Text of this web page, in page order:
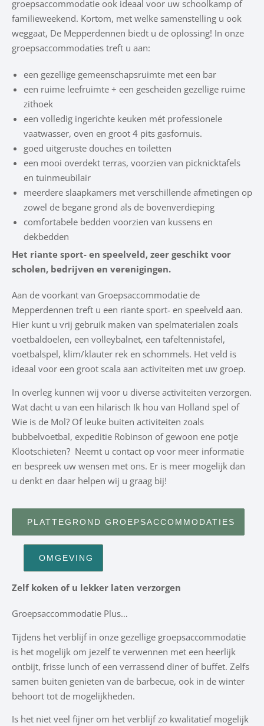
groepsaccommodatie ook ideaal voor uw schoolkamp of
familieweekend. Kortom, met welke samenstelling u ook
weggaat, De Mepperdennen biedt u de oplossing! In onze
groepsaccommodaties treft u aan:
een gezellige gemeenschapsruimte met een bar
een ruime leefruimte + een gescheiden gezellige ruime
zithoek
een volledig ingerichte keuken mét professionele
vaatwasser, oven en groot 4 pits gasfornuis.
goed uitgeruste douches en toiletten
een mooi overdekt terras, voorzien van picknicktafels
en tuinmeubilair
meerdere slaapkamers met verschillende afmetingen op
zowel de begane grond als de bovenverdieping
comfortabele bedden voorzien van kussens en
dekbedden
Het riante sport- en speelveld, zeer geschikt voor
scholen, bedrijven en verenigingen.
Aan de voorkant van Groepsaccommodatie de
Mepperdennen treft u een riante sport- en speelveld aan.
Hier kunt u vrij gebruik maken van spelmaterialen zoals
voetbaldoelen, een volleybalnet, een tafeltennistafel,
voetbalspel, klim/klauter rek en schommels. Het veld is
ideaal voor een groot scala aan activiteiten met uw groep.
In overleg kunnen wij voor u diverse activiteiten verzorgen.
Wat dacht u van een hilarisch Ik hou van Holland spel of
Wie is de Mol? Of leuke buiten activiteiten zoals
bubbelvoetbal, expeditie Robinson of gewoon ene potje
Klootschieten? Neemt u contact op voor meer informatie
en bespreek uw wensen met ons. Er is meer mogelijk dan
u denkt en daar helpen wij u graag bij!
PLATTEGROND GROEPSACCOMMODATIES
OMGEVING
Zelf koken of u lekker laten verzorgen
Groepsaccommodatie Plus…
Tijdens het verblijf in onze gezellige groepsaccommodatie
is het mogelijk om jezelf te verwennen met een heerlijk
ontbijt, frisse lunch of een verrassend diner of buffet. Zelfs
samen buiten genieten van de barbecue, ook in de winter
behoort tot de mogelijkheden.
Is het niet veel fijner om het verblijf zo kwalitatief mogelijk